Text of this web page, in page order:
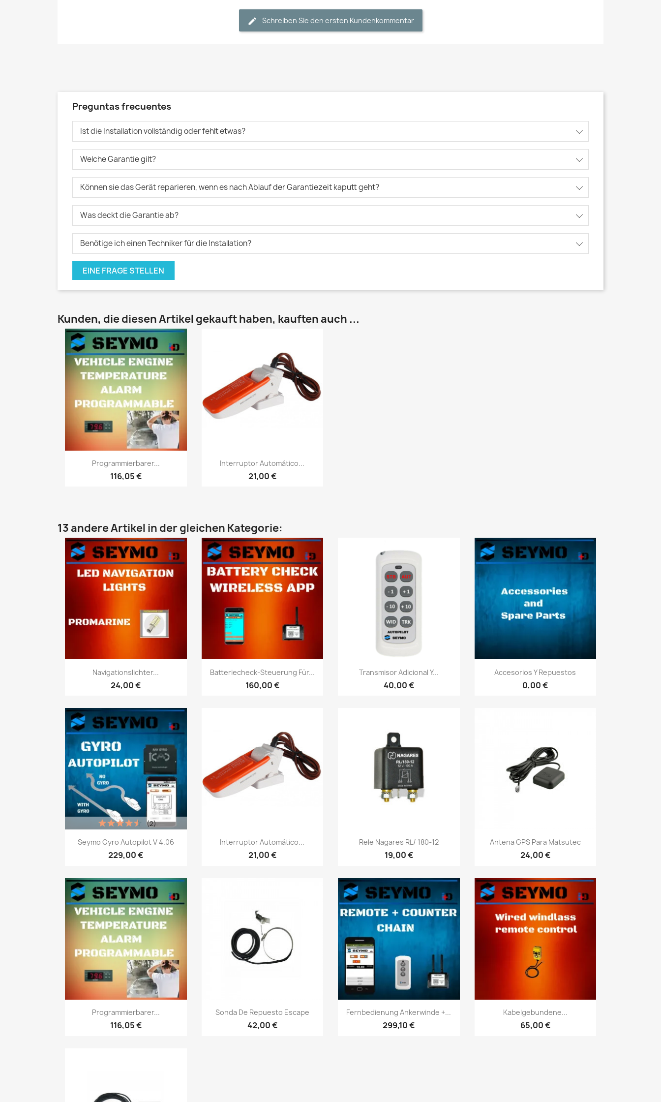
Schreiben Sie den ersten Kundenkommentar
Preguntas frecuentes
Ist die Installation vollständig oder fehlt etwas?
Welche Garantie gilt?
Können sie das Gerät reparieren, wenn es nach Ablauf der Garantiezeit kaputt geht?
Was deckt die Garantie ab?
Benötige ich einen Techniker für die Installation?
EINE FRAGE STELLEN
Kunden, die diesen Artikel gekauft haben, kauften auch ...
Vorschau
Programmierbarer...
116,05 €
Vorschau
Interruptor Automático...
21,00 €
13 andere Artikel in der gleichen Kategorie:
Vorschau
Navigationslichter...
24,00 €
Vorschau
Batteriecheck-Steuerung Für...
160,00 €
Vorschau
Transmisor Adicional Y...
40,00 €
Vorschau
Accesorios Y Repuestos
0,00 €
Vorschau
Seymo Gyro Autopilot V 4.06
229,00 €
(2)
Vorschau
Interruptor Automático...
21,00 €
Vorschau
Rele Nagares RL/ 180-12
19,00 €
Vorschau
Antena GPS Para Matsutec
24,00 €
Vorschau
Programmierbarer...
116,05 €
 Vorschau
Sonda De Repuesto Escape
42,00 €
Vorschau
Fernbedienung Ankerwinde +...
299,10 €
Vorschau
Kabelgebundene...
65,00 €